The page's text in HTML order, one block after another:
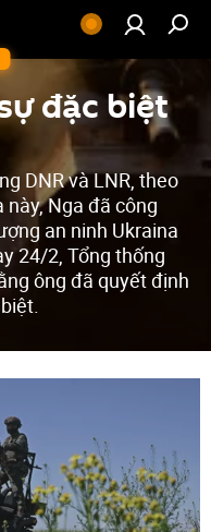
đặc biệt
DNR và LNR, theo
Nga đã công
an ninh Ukraina
24/2, Tổng thống
ông đã quyết định